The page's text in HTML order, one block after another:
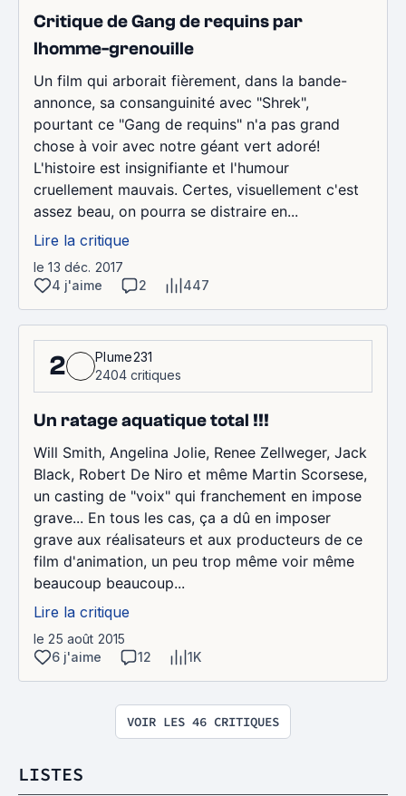
Critique de Gang de requins par
lhomme-grenouille
Un film qui arborait fièrement, dans la bande-
annonce, sa consanguinité avec "Shrek",
pourtant ce "Gang de requins" n'a pas grand
chose à voir avec notre géant vert adoré!
L'histoire est insignifiante et l'humour
cruellement mauvais. Certes, visuellement c'est
assez beau, on pourra se distraire en...
Lire la critique
le 13 déc. 2017
4 j'aime
2 447
2
Plume231
2404 critiques
Un ratage aquatique total !!!
Will Smith, Angelina Jolie, Renee Zellweger, Jack
Black, Robert De Niro et même Martin Scorsese,
un casting de "voix" qui franchement en impose
grave... En tous les cas, ça a dû en imposer
grave aux réalisateurs et aux producteurs de ce
film d'animation, un peu trop même voir même
beaucoup beaucoup...
Lire la critique
le 25 août 2015
6 j'aime
12 1K
VOIR LES 46 CRITIQUES
LISTES